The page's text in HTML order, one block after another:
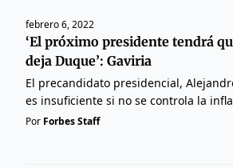
febrero 6, 2022
‘El próximo presidente tendrá
deja Duque’: Gaviria
El precandidato presidencial,
es insuficiente si no se controla la
Por Forbes Staff